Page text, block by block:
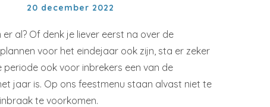
20 december 2022
al? Of denk je liever eerst na over de
voor het eindejaar ook zijn, sta er zeker
periode ook voor inbrekers een van de
jaar is. Op ons feestmenu staan alvast niet te
te voorkomen.